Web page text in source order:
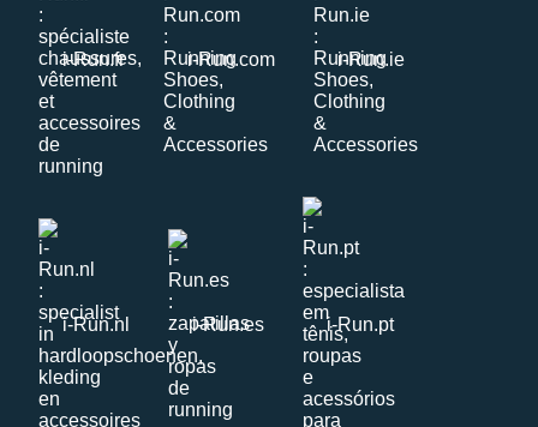
i-Run.fr i-Run.com i-Run.ie
i-Run.nl i-Run.es i-Run.pt